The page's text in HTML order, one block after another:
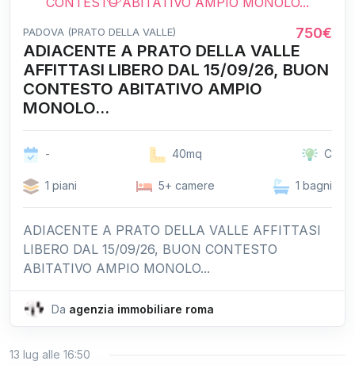
PADOVA (PRATO DELLA VALLE) 750€
ADIACENTE A PRATO DELLA VALLE
AFFITTASI LIBERO DAL 15/09/26, BUON
CONTESTO ABITATIVO AMPIO
MONOLO...
- 40mq C
1 piani 5+ camere 1 bagni
ADIACENTE A PRATO DELLA VALLE AFFITTASI
LIBERO DAL 15/09/26, BUON CONTESTO
ABITATIVO AMPIO MONOLO...
Da agenzia immobiliare roma
13 lug alle 16:50